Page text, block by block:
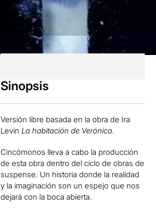
Sinopsis
Versión libre basada en la obra de Ira
Levin La habitación de Verónica.
Cincómonos lleva a cabo la producción
de esta obra dentro del ciclo de obras de
suspense. Un historia donde la realidad
y la imaginación son un espejo que nos
dejará con la boca abierta.